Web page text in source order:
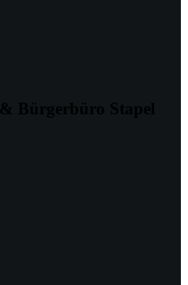
Bürgerbüro Stapel